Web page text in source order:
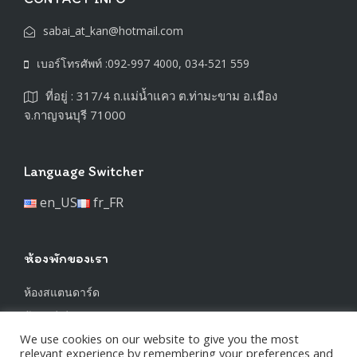
sabai_at_kan@hotmail.com
เบอร์โทรศัพท์ :092-997 4000, 034-521 559
ที่อยู่ : 317/4 ถ.แม่น้ำแคว ต.ท่ามะขาม อ.เมือง
จ.กาญจนบุรี 71000
Language Switcher
en_US
fr_FR
ห้องพักของเรา
ห้องสแตนดาร์ด
ห้องซูพีเรีย
ห้องทริปเปิ้ล
We use cookies on our website to give you the most
relevant experience by remembering your preferences and